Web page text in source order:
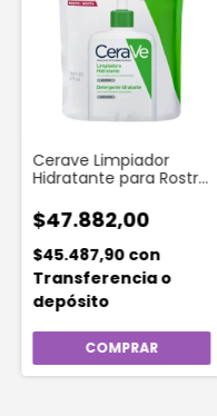
Cerave Limpiador
Hidratante para Rostro
473 Ml
$47.882,00
$45.487,90 con
Transferencia o
depósito